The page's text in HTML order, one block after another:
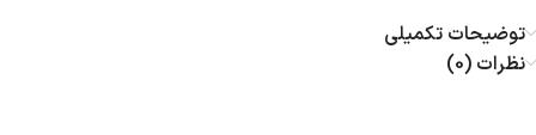
توضیحات تکمیلی
نظرات (0)